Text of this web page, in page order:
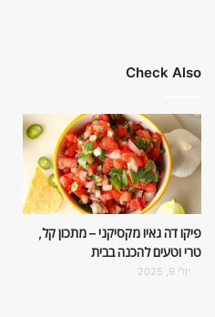
Check Also
פיקו דה גאיו מקסיקני – מתכון קל,
טרי וטעים להכנה בבית
יולי 9, 2025